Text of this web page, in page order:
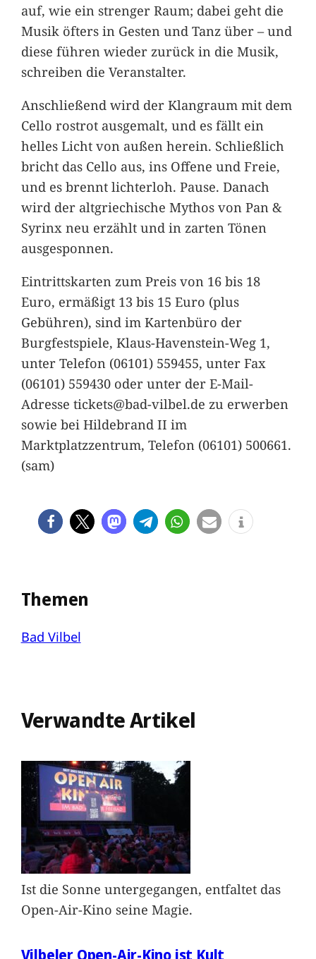
auf, wie ein strenger Raum; dabei geht die
Musik öfters in Gesten und Tanz über – und
diese führen wieder zurück in die Musik,
schreiben die Veranstalter.
Anschließend wird der Klangraum mit dem
Cello rostrot ausgemalt, und es fällt ein
helles Licht von außen herein. Schließlich
bricht das Cello aus, ins Offene und Freie,
und es brennt lichterloh. Pause. Danach
wird der altgriechische Mythos von Pan &
Syrinx neu erzählt und in zarten Tönen
ausgesponnen.
Eintrittskarten zum Preis von 16 bis 18
Euro, ermäßigt 13 bis 15 Euro (plus
Gebühren), sind im Kartenbüro der
Burgfestspiele, Klaus-Havenstein-Weg 1,
unter Telefon (06101) 559455, unter Fax
(06101) 559430 oder unter der E-Mail-
Adresse tickets@bad-vilbel.de zu erwerben
sowie bei Hildebrand II im
Marktplatzzentrum, Telefon (06101) 500661.
(sam)
Themen
Bad Vilbel
Verwandte Artikel
Ist die Sonne untergegangen, entfaltet das
Open-Air-Kino seine Magie.
Vilbeler Open-Air-Kino ist Kult